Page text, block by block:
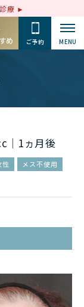
療
め ご予約 MENU
｜1ヵ月後
性
メス不使用